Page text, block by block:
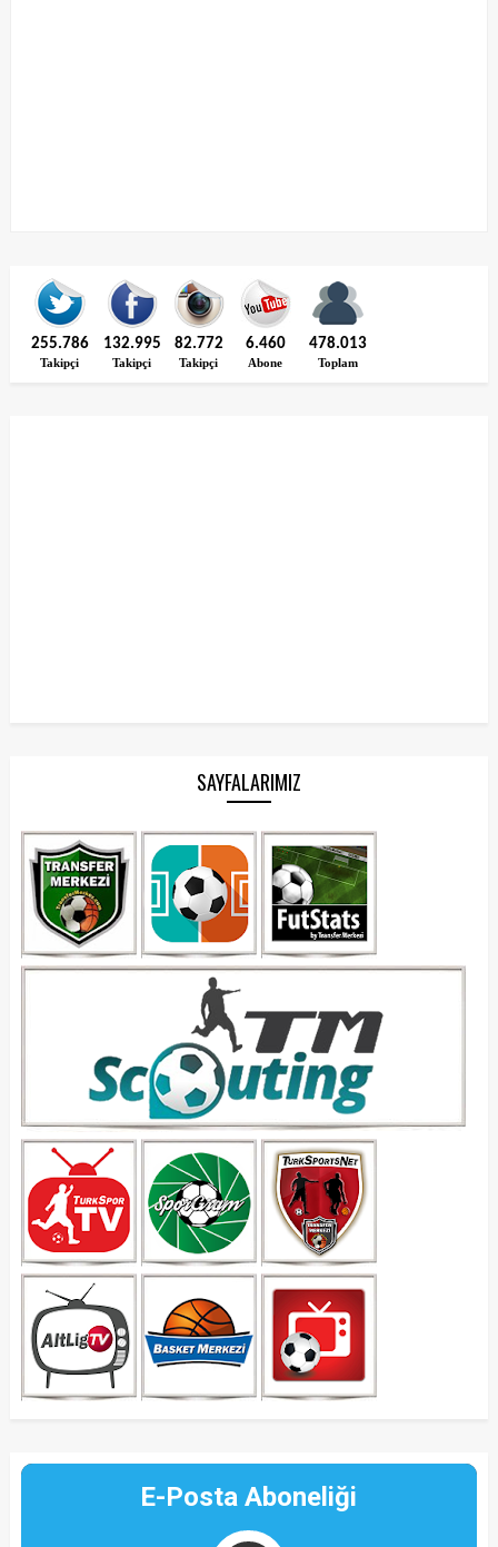
255.786
Takipçi
132.995
Takipçi
82.772
Takipçi
6.460
Abone
478.013
Toplam
SAYFALARIMIZ
E-Posta Aboneliği